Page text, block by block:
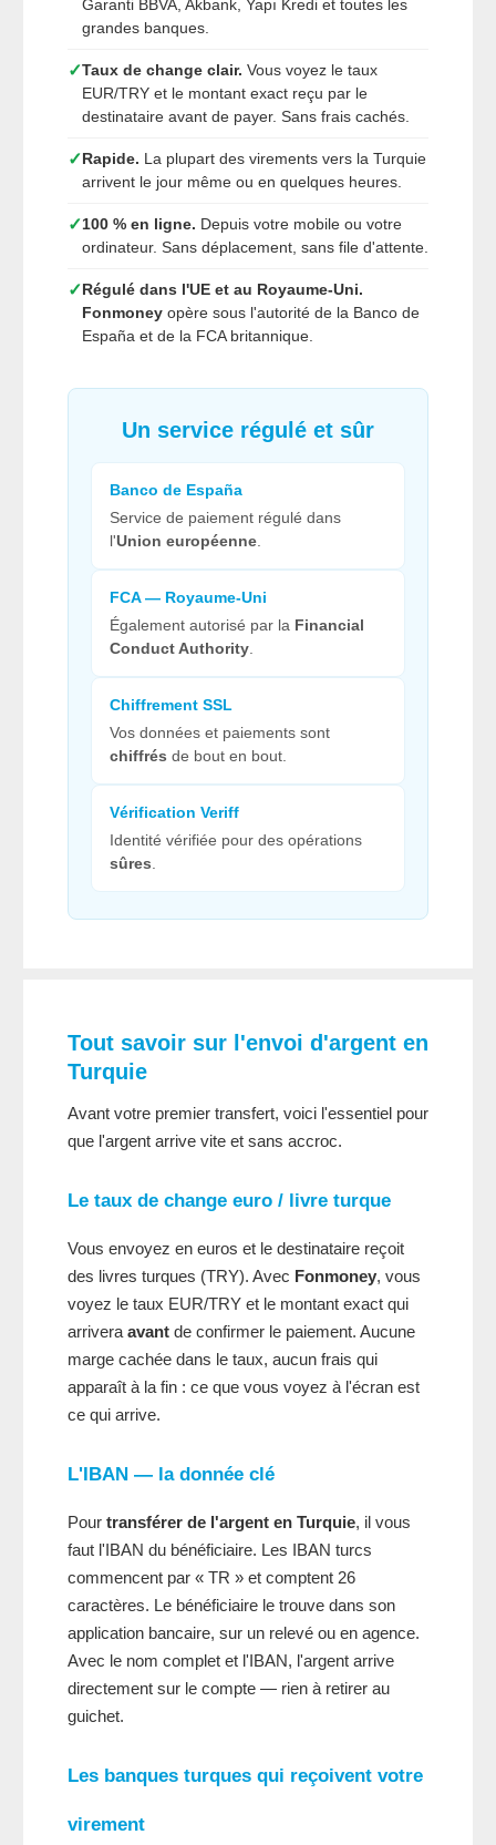
Garanti BBVA, Akbank, Yapı Kredi et toutes les
grandes banques.
✓Taux de change clair. Vous voyez le taux
EUR/TRY et le montant exact reçu par le
destinataire avant de payer. Sans frais cachés.
✓Rapide. La plupart des virements vers la Turquie
arrivent le jour même ou en quelques heures.
✓100 % en ligne. Depuis votre mobile ou votre
ordinateur. Sans déplacement, sans file d'attente.
✓Régulé dans l'UE et au Royaume-Uni.
Fonmoney opère sous l'autorité de la Banco de
España et de la FCA britannique.
Un service régulé et sûr
Banco de España
Service de paiement régulé dans
l'Union européenne.
FCA — Royaume-Uni
Également autorisé par la Financial
Conduct Authority.
Chiffrement SSL
Vos données et paiements sont
chiffrés de bout en bout.
Vérification Veriff
Identité vérifiée pour des opérations
sûres.
Tout savoir sur l'envoi d'argent en
Turquie
Avant votre premier transfert, voici l'essentiel pour
que l'argent arrive vite et sans accroc.
Le taux de change euro / livre turque
Vous envoyez en euros et le destinataire reçoit
des livres turques (TRY). Avec Fonmoney, vous
voyez le taux EUR/TRY et le montant exact qui
arrivera avant de confirmer le paiement. Aucune
marge cachée dans le taux, aucun frais qui
apparaît à la fin : ce que vous voyez à l'écran est
ce qui arrive.
L'IBAN — la donnée clé
Pour transférer de l'argent en Turquie, il vous
faut l'IBAN du bénéficiaire. Les IBAN turcs
commencent par « TR » et comptent 26
caractères. Le bénéficiaire le trouve dans son
application bancaire, sur un relevé ou en agence.
Avec le nom complet et l'IBAN, l'argent arrive
directement sur le compte — rien à retirer au
guichet.
Les banques turques qui reçoivent votre
virement